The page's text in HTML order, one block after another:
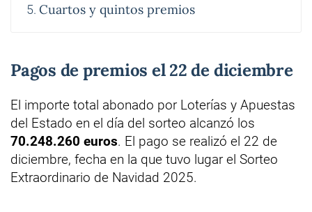
Cuartos y quintos premios
Pagos de premios el 22 de diciembre
El importe total abonado por Loterías y Apuestas
del Estado en el día del sorteo alcanzó los
70.248.260 euros. El pago se realizó el 22 de
diciembre, fecha en la que tuvo lugar el Sorteo
Extraordinario de Navidad 2025.